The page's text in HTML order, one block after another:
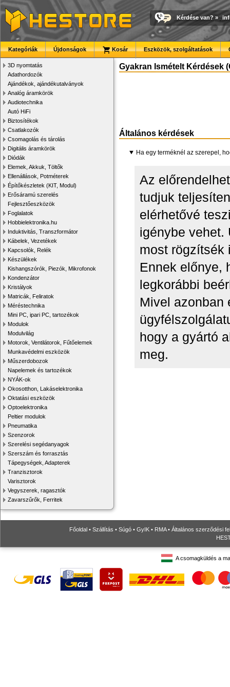
Kérdése van? »
Kategóriák Újdonságok Kosár Eszközök, szolgáltatások
3D nyomtatás
Adathordozók
Ajándékok, ajándékutalványok
Analóg áramkörök
Audiotechnika
Autó HiFi
Biztosítékok
Csatlakozók
Csomagolás és tárolás
Digitális áramkörök
Diódák
Elemek, Akkuk, Töltők
Ellenállások, Potméterek
Építőkészletek (KIT, Modul)
Erősáramú szerelés
Fejlesztőeszközök
Foglalatok
Hobbielektronika.hu
Induktivitás, Transzformátor
Kábelek, Vezetékek
Kapcsolók, Relék
Készülékek
Kishangszórók, Piezók, Mikrofonok
Kondenzátor
Kristályok
Matricák, Feliratok
Méréstechnika
Mini PC, ipari PC, tartozékok
Modulok
Modulvilág
Motorok, Ventilátorok, Fűtőelemek
Munkavédelmi eszközök
Műszerdobozok
Napelemek és tartozékok
NYÁK-ok
Okosotthon, Lakáselektronika
Oktatási eszközök
Optoelektronika
Peltier modulok
Pneumatika
Szenzorok
Szerelési segédanyagok
Szerszám és forrasztás
Tápegységek, Adapterek
Tranzisztorok
Varisztorok
Vegyszerek, ragasztók
Zavarszűrők, Ferritek
Gyakran Ismételt Kérdések
Általános kérdések
Ha egy terméknél az szerepel,
Az
tudjuk
elérhetővé
igénybe vehet.
most rögzítsék
Ennek előnye,
legkorábbi
Mivel azonban
hogy a gyártó
meg.
Főoldal • Szállítás • Súgó • GyIK • RMA• Általános szerződési
A csomagküldés a